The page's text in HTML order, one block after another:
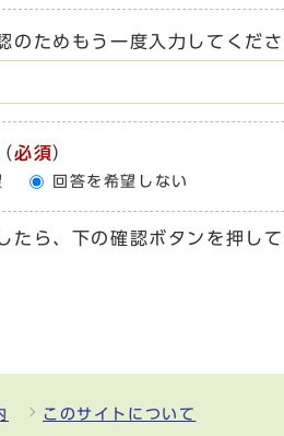
のためもう一度入力してくださ
（必須）
回答を希望しない
たら、下の確認ボタンを押して
このサイトについて